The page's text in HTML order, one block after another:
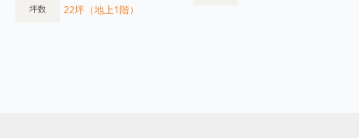
坪数 22坪（地上1階）